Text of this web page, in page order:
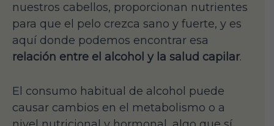
nuestros cabellos, proporcionan nutrientes
para que el pelo crezca sano y fuerte, y es
aquí donde podemos encontrar esa
relación entre el alcohol y la salud capilar.
El consumo habitual de alcohol puede
causar cambios en el metabolismo o a